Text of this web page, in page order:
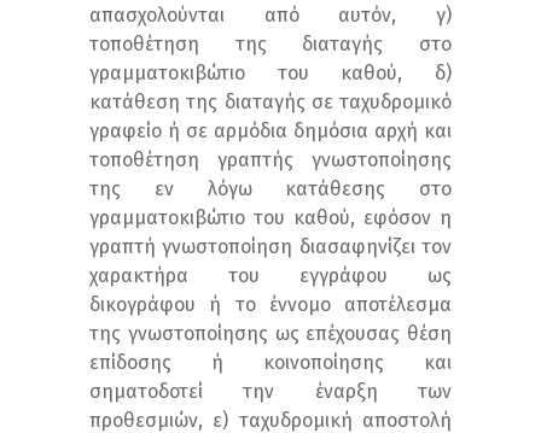
απασχολούνται από αυτόν, γ)
τοποθέτηση της διαταγής στο
γραμματοκιβώτιο του καθού, δ)
κατάθεση της διαταγής σε ταχυδρομικό
γραφείο ή σε αρμόδια δημόσια αρχή και
τοποθέτηση γραπτής γνωστοποίησης
της εν λόγω κατάθεσης στο
γραμματοκιβώτιο του καθού, εφόσον η
γραπτή γνωστοποίηση διασαφηνίζει τον
χαρακτήρα του εγγράφου ως
δικογράφου ή το έννομο αποτέλεσμα
της γνωστοποίησης ως επέχουσας θέση
επίδοσης ή κοινοποίησης και
σηματοδοτεί την έναρξη των
προθεσμιών, ε) ταχυδρομική αποστολή